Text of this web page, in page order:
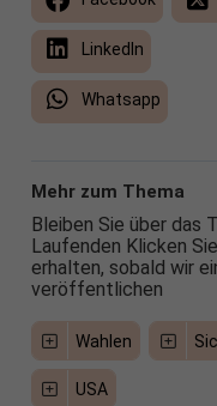
LinkedIn
Whatsapp
Mehr zum Thema
Bleiben Sie über das
Laufenden Klicken
erhalten, sobald wir
veröffentlichen
Wahlen
USA